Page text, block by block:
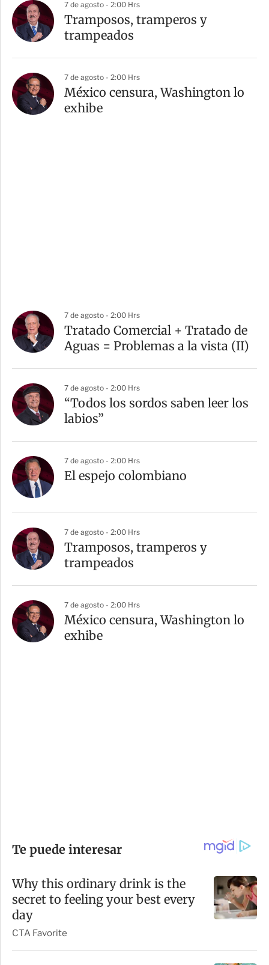
7 de agosto - 2:00 Hrs
Tramposos, tramperos y
trampeados
7 de agosto - 2:00 Hrs
México censura, Washington lo
exhibe
7 de agosto - 2:00 Hrs
Tratado Comercial + Tratado de
Aguas = Problemas a la vista (II)
7 de agosto - 2:00 Hrs
“Todos los sordos saben leer los
labios”
7 de agosto - 2:00 Hrs
El espejo colombiano
7 de agosto - 2:00 Hrs
Tramposos, tramperos y
trampeados
7 de agosto - 2:00 Hrs
México censura, Washington lo
exhibe